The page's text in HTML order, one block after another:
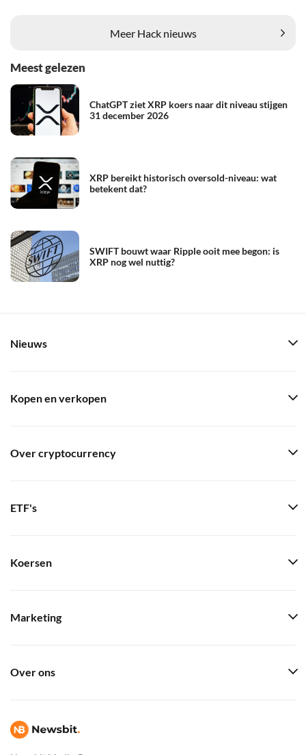
Meer Hack nieuws
Meest gelezen
ChatGPT ziet XRP koers naar dit niveau stijgen
31 december 2026
XRP bereikt historisch oversold-niveau: wat
betekent dat?
SWIFT bouwt waar Ripple ooit mee begon: is
XRP nog wel nuttig?
Nieuws
Kopen en verkopen
Over cryptocurrency
ETF's
Koersen
Marketing
Over ons